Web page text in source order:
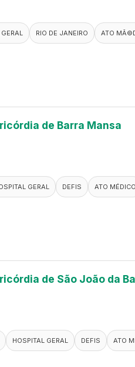
RIO DE JANEIRO ATO
de Barra Mansa
GERAL DEFIS ATO MÉDICO
de São João da
HOSPITAL GERAL DEFIS ATO